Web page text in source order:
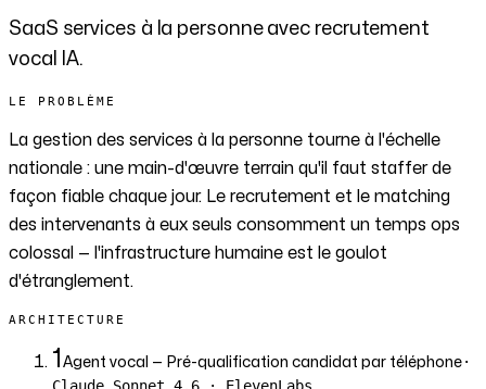
SaaS services à la personne avec recrutement
vocal IA.
LE PROBLÈME
La gestion des services à la personne tourne à l'échelle
nationale : une main-d'œuvre terrain qu'il faut staffer de
façon fiable chaque jour. Le recrutement et le matching
des intervenants à eux seuls consomment un temps ops
colossal — l'infrastructure humaine est le goulot
d'étranglement.
ARCHITECTURE
1 Agent vocal — Pré-qualification candidat par téléphone ·